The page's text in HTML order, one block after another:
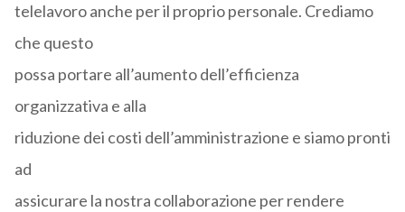
telelavoro anche per il proprio personale. Crediamo
che questo
possa portare all’aumento dell’efficienza
organizzativa e alla
riduzione dei costi dell’amministrazione e siamo pronti
ad
assicurare la nostra collaborazione per rendere